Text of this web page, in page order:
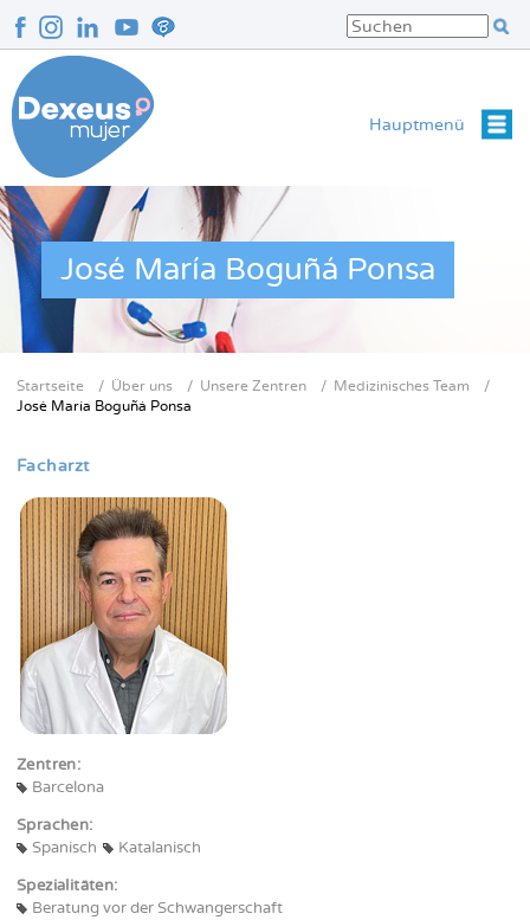
zum
Inhalt
Hauptmenü
José María Boguñá Ponsa
Breadcrumb
Startseite Über uns Unsere Zentren
Medizinisches Team
José María Boguñá Ponsa
Facharzt
Zentren:
Barcelona
Sprachen:
Spanisch
Katalanisch
Spezialitäten:
Beratung vor der Schwangerschaft